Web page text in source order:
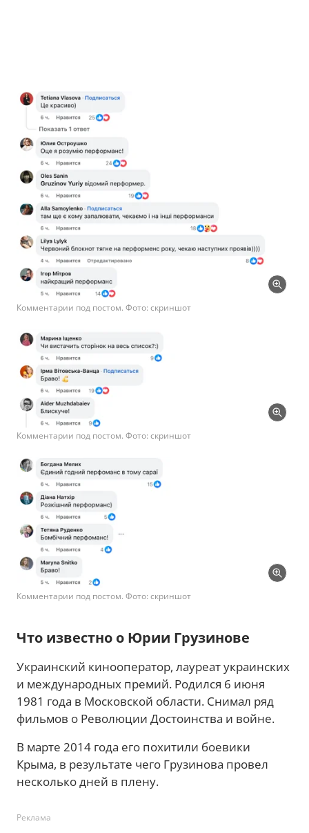
Комментарии под постом. Фото: скриншот
Комментарии под постом. Фото: скриншот
Комментарии под постом. Фото: скриншот
Что известно о Юрии Грузинове
Украинский кинооператор, лауреат украинских
и международных премий. Родился 6 июня
1981 года в Московской области. Снимал ряд
фильмов о Революции Достоинства и войне.
В марте 2014 года его похитили боевики
Крыма, в результате чего Грузинова провел
несколько дней в плену.
Реклама